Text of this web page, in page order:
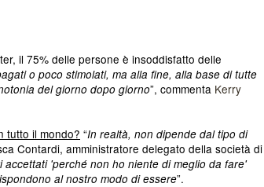
il 75% delle persone è insoddisfatto delle
o poco stimolati, ma alla fine, alla base di tutte
del giorno dopo giorno”, commenta Kerry
tutto il mondo? “In realtà, non dipende dal tipo di
Contardi, amministratore delegato della società di
accettati 'perché non ho niente di meglio da fare'
al nostro modo di essere”.